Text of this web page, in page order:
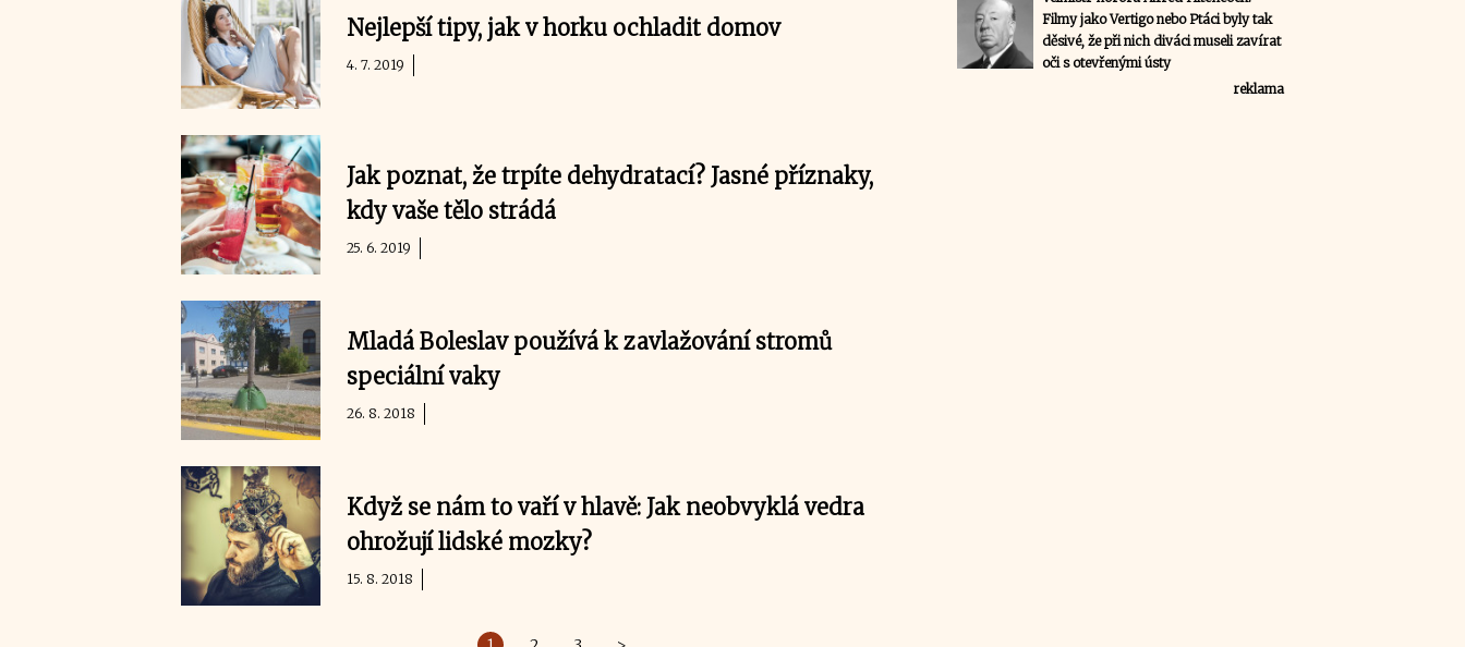
Nejlepší tipy, jak v horku ochladit domov
4. 7. 2019
Jak poznat, že trpíte dehydratací? Jasné příznaky,
kdy vaše tělo strádá
25. 6. 2019
Mladá Boleslav používá k zavlažování stromů
speciální vaky
26. 8. 2018
Když se nám to vaří v hlavě: Jak neobvyklá vedra
ohrožují lidské mozky?
15. 8. 2018
Filmy jako Vertigo nebo Ptáci byly tak
děsivé, že při nich diváci museli zavírat
oči s otevřenými ústy
reklama